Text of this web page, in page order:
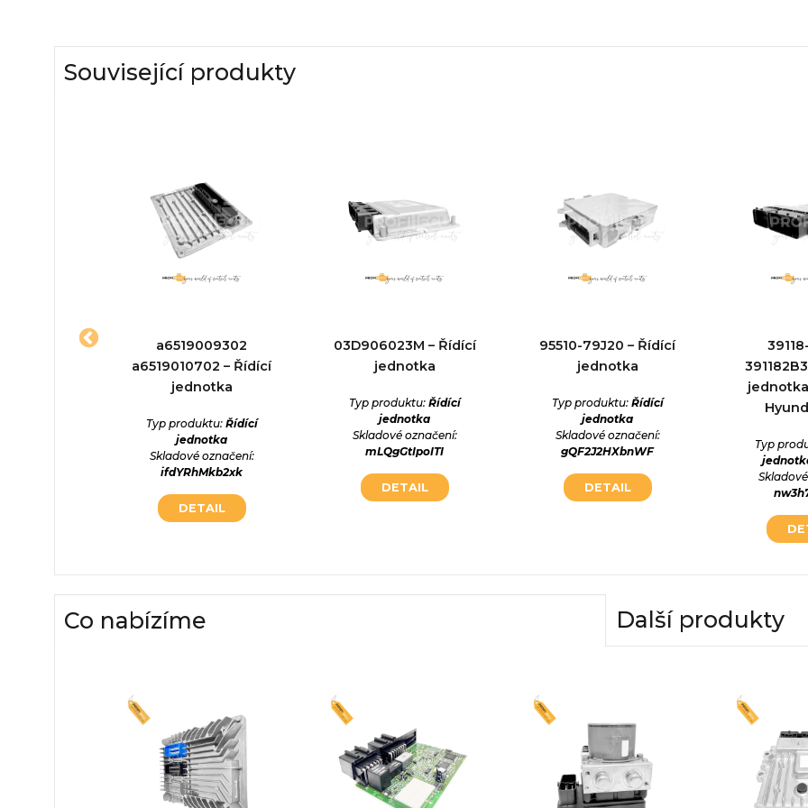
Související produkty
a6519009302
a6519010702 – Řídící
jednotka
Typ produktu: Řídící
jednotka
Skladové označení:
ifdYRhMkb2xk
DETAIL
03D906023M – Řídící
jednotka
Typ produktu: Řídící
jednotka
Skladové označení:
mLQgGtIpoITI
DETAIL
95510-79J20 – Řídící
jednotka
Typ produktu: Řídící
jednotka
Skladové označení:
gQF2J2HXbnWF
DETAIL
Typ
Co nabízíme Další produkty